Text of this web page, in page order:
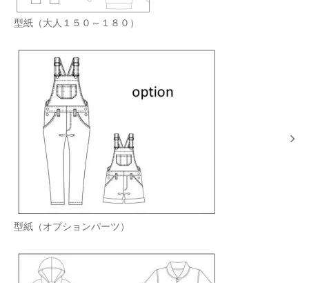
型紙（大人１５０～１８０）
型紙（オプションパーツ）